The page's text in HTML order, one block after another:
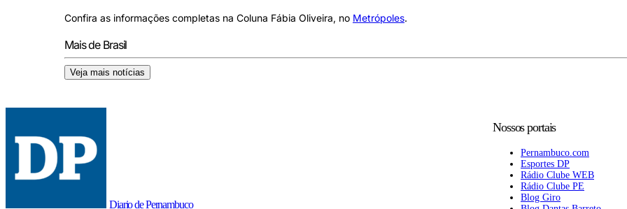
Confira as informações completas na Coluna Fábia Oliveira, no Metrópoles.
Mais de Brasil
Veja mais notícias
Diario de Pernambuco
Nossos portais
Pernambuco.com
Esportes DP
Rádio Clube WEB
Rádio Clube PE
Blog Giro